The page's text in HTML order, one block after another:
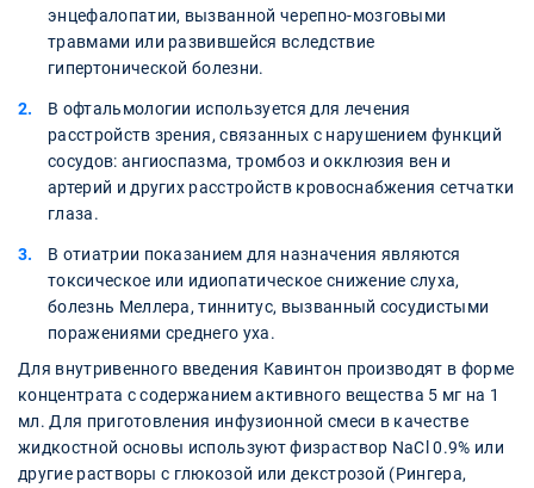
энцефалопатии, вызванной черепно-мозговыми
травмами или развившейся вследствие
гипертонической болезни.
В офтальмологии используется для лечения
расстройств зрения, связанных с нарушением функций
сосудов: ангиоспазма, тромбоз и окклюзия вен и
артерий и других расстройств кровоснабжения сетчатки
глаза.
В отиатрии показанием для назначения являются
токсическое или идиопатическое снижение слуха,
болезнь Меллера, тиннитус, вызванный сосудистыми
поражениями среднего уха.
Для внутривенного введения Кавинтон производят в форме
концентрата с содержанием активного вещества 5 мг на 1
мл. Для приготовления инфузионной смеси в качестве
жидкостной основы используют физраствор NaCl 0.9% или
другие растворы с глюкозой или декстрозой (Рингера,